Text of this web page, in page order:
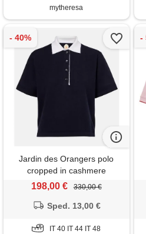
mytheresa
Jardin des Orangers polo
cropped in cashmere
198,00 € 330,00 €
Sped. 13,00 €
IT 40 IT 44 IT 48